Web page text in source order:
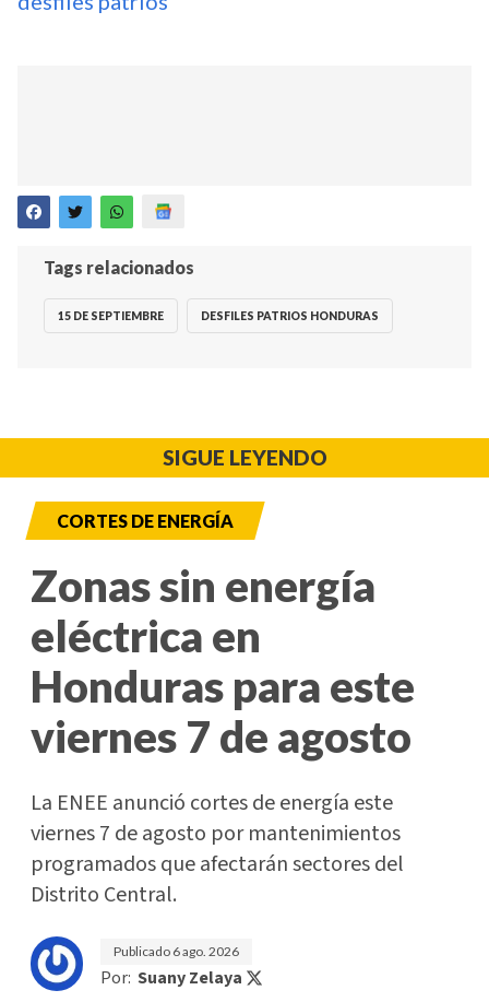
Tags relacionados
15 DE SEPTIEMBRE DESFILES PATRIOS HONDURAS
SIGUE LEYENDO
CORTES DE ENERGÍA
Zonas sin energía
eléctrica en
Honduras para este
viernes 7 de agosto
La ENEE anunció cortes de energía este
viernes 7 de agosto por mantenimientos
programados que afectarán sectores del
Distrito Central.
Publicado 6 ago. 2026
Por: Suany Zelaya